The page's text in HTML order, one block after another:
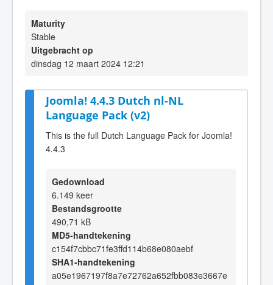
Maturity
Stable
Uitgebracht op
dinsdag 12 maart 2024 12:21
Joomla! 4.4.3 Dutch nl-NL
Language Pack (v2)
This is the full Dutch Language Pack for Joomla!
4.4.3
Gedownload
6.149 keer
Bestandsgrootte
490,71 kB
MD5-handtekening
c154f7cbbc71fe3ffd114b68e080aebf
SHA1-handtekening
a05e1967197f8a7e72762a652fbb083e3667e